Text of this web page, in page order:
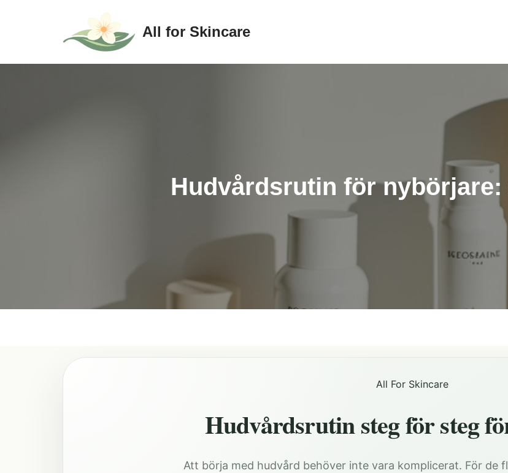
innehåll
All for Skincare
Hudvårdsrutin för
All For Skincare
Hudvårdsrutin steg för steg
Att börja med hudvård behöver inte vara komplicerat. För de